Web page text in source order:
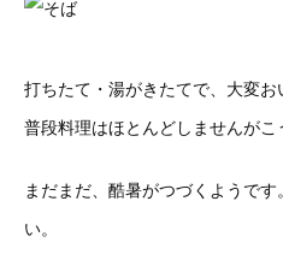
打ちたて・湯がきたてで、大変お
普段料理はほとんどしませんがこ
まだまだ、酷暑がつづくようで
い。